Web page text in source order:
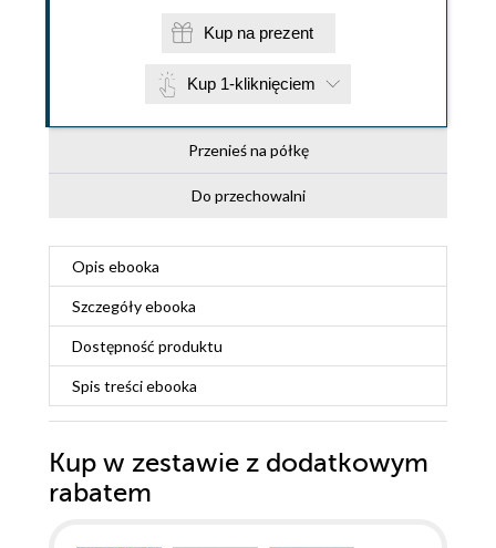
Kup na prezent
Kup 1-kliknięciem
Przenieś na półkę
Do przechowalni
Opis ebooka
Szczegółyebooka
Dostępność produktu
Spis treściebooka
Kup w zestawie z dodatkowym
rabatem